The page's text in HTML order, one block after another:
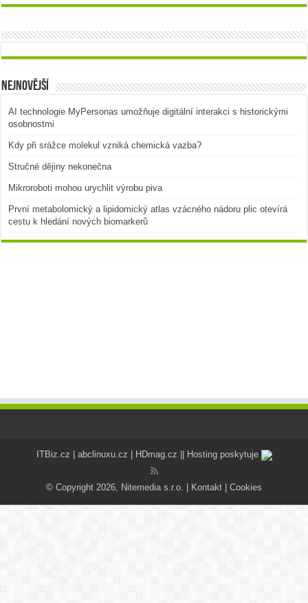
Nejnovější
AI technologie MyPersonas umožňuje digitální interakci s historickými
osobnostmi
Kdy při srážce molekul vzniká chemická vazba?
Stručné dějiny nekonečna
Mikroroboti mohou urychlit výrobu piva
První metabolomický a lipidomický atlas vzácného nádoru plic otevírá
cestu k hledání nových biomarkerů
ITBiz.cz abclinuxu.cz HDmag.cz || Hosting poskytuje
© Copyright 2026, Nitemedia s.r.o. | Kontakt Cookies